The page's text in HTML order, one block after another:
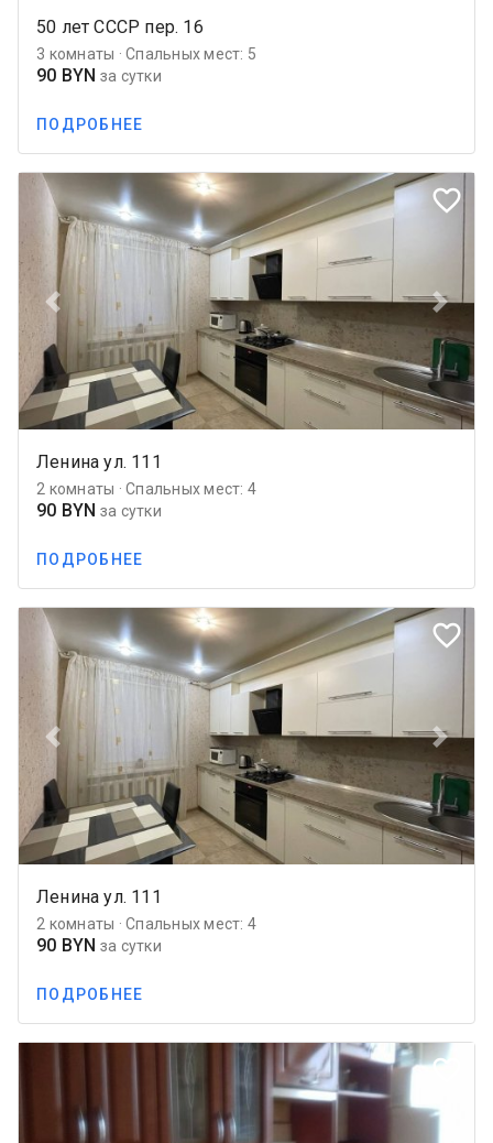
50 лет СССР пер. 16
3 комнаты · Спальных мест: 5
90 BYN за сутки
ПОДРОБНЕЕ
favorite_border
Previous Next
Ленина ул. 111
2 комнаты · Спальных мест: 4
90 BYN за сутки
ПОДРОБНЕЕ
favorite_border
Previous Next
Ленина ул. 111
2 комнаты · Спальных мест: 4
90 BYN за сутки
ПОДРОБНЕЕ
favorite_border